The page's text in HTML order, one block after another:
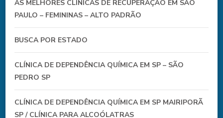
AS MELHORES CLINICAS DE RECUPERAÇÃO EM SÃO
PAULO – FEMININAS – ALTO PADRÃO
BUSCA POR ESTADO
CLÍNICA DE DEPENDÊNCIA QUÍMICA EM SP – SÃO
PEDRO SP
CLÍNICA DE DEPENDÊNCIA QUÍMICA EM SP MAIRIPORÃ
SP / CLÍNICA PARA ALCOÓLATRAS